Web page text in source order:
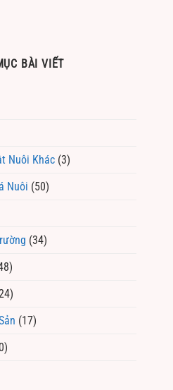
BÀI VIẾT
Nuôi Khác (3)
Nuôi (50)
(34)
(17)